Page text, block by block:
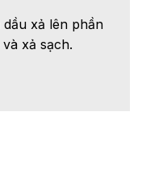
dầu xả lên phần
xả sạch.